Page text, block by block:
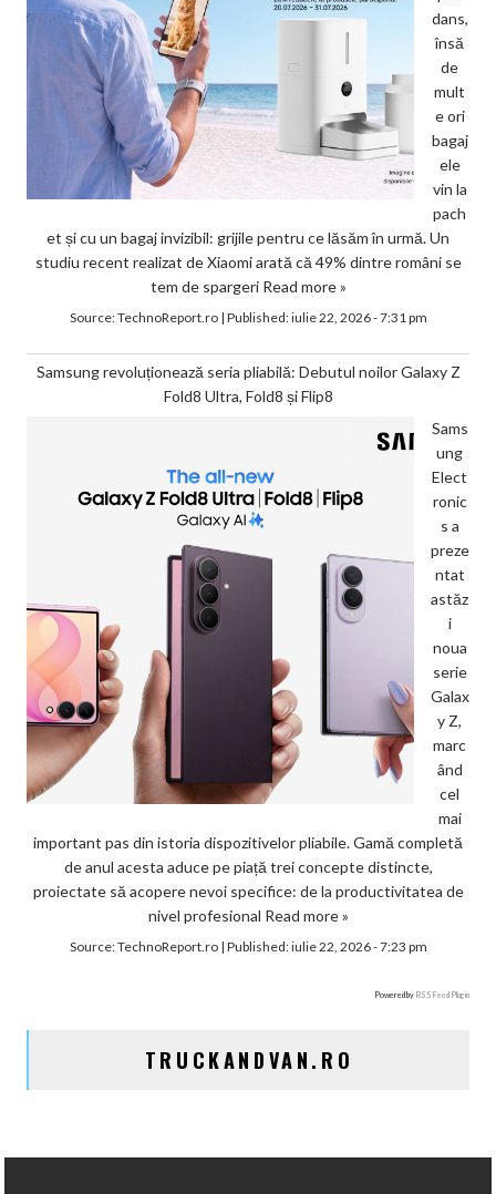
dans,
însă
de
mult
e ori
bagaj
ele
vin la
pach
et și cu un bagaj invizibil: grijile pentru ce lăsăm în urmă. Un
studiu recent realizat de Xiaomi arată că 49% dintre români se
tem de spargeri Read more »
Source:TechnoReport.ro| Published:iulie 22, 2026 - 7:31 pm
Samsung revoluționează seria pliabilă: Debutul noilor Galaxy Z
Fold8 Ultra, Fold8 și Flip8
Sams
ung
Elect
ronic
s a
preze
ntat
astăz
i
noua
serie
Galax
y Z,
marc
ând
cel
mai
important pas din istoria dispozitivelor pliabile. Gamă completă
de anul acesta aduce pe piață trei concepte distincte,
proiectate să acopere nevoi specifice: de la productivitatea de
nivel profesional Read more »
Source:TechnoReport.ro| Published:iulie 22, 2026 - 7:23 pm
Powered by RSS Feed Plugin
TRUCKANDVAN.RO